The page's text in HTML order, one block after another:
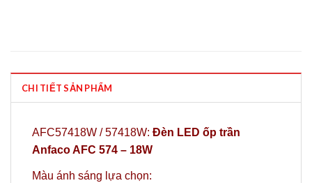
CHI TIẾT SẢN PHẨM
AFC57418W / 57418W: Đèn LED ốp trần
Anfaco AFC 574 – 18W
Màu ánh sáng lựa chọn: